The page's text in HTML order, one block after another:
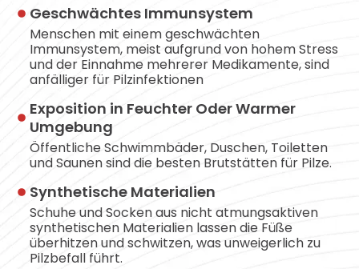
Geschwächtes Immunsystem
Menschen mit einem geschwächten
Immunsystem, meist aufgrund von hohem Stress
und der Einnahme mehrerer Medikamente, sind
anfälliger für Pilzinfektionen
Exposition in Feuchter Oder Warmer
Umgebung
Öffentliche Schwimmbäder, Duschen, Toiletten
und Saunen sind die besten Brutstätten für Pilze.
Synthetische Materialien
Schuhe und Socken aus nicht atmungsaktiven
synthetischen Materialien lassen die Füße
überhitzen und schwitzen, was unweigerlich zu
Pilzbefall führt.